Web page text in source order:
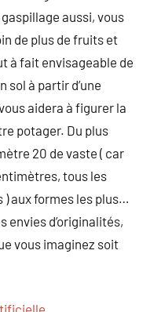
aussi, vous
de plus de fruits et
à fait envisageable de
sol à partir d’une
aidera à figurer la
potager. Du plus
20 de vaste ( car
tous les
aux formes les plus…
envies d’originalités,
vous imaginez soit